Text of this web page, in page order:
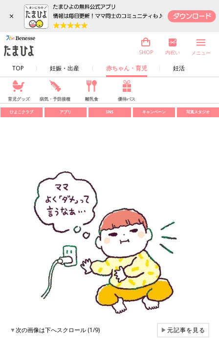
×
TOP 妊娠・出産 赤ちゃん・育児 妊活
SHOP 内祝い メニュー
育児グッズ 病気・予防接種 離乳食 優待パス
ひよこクラブ アプリ SNS キャンペーン 写真スタジオ
▼次の画像は下へスクロール (1/9) ▶元記事を見る